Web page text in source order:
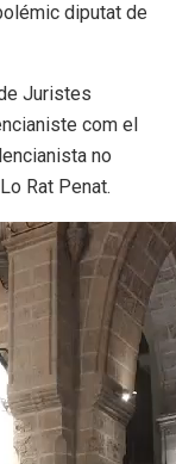
diputat de
Juristes
com el
no
Rat Penat.